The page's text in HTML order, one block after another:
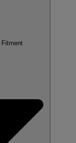
Fitment